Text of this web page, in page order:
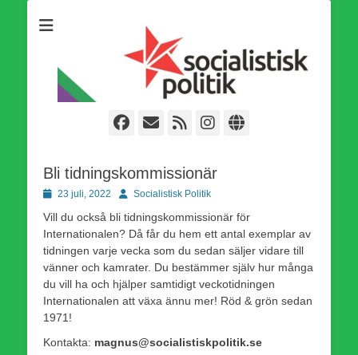
världsomfattande socialistiska Fjärde Internationalen och en viktig
tillgång i kampen för en socialistisk framtid!
Facebook
E-
Webbflöde
Instagram
Webbplats
Bli tidningskommissionär
Publicerad
23 juli, 2022 Författare
Socialistisk Politik
Vill du också bli tidningskommissionär för
Internationalen? Då får du hem ett antal exemplar av
tidningen varje vecka som du sedan säljer vidare till
vänner och kamrater. Du bestämmer själv hur många
du vill ha och hjälper samtidigt veckotidningen
Internationalen att växa ännu mer! Röd & grön sedan
1971!
Kontakta: magnus@socialistiskpolitik.se